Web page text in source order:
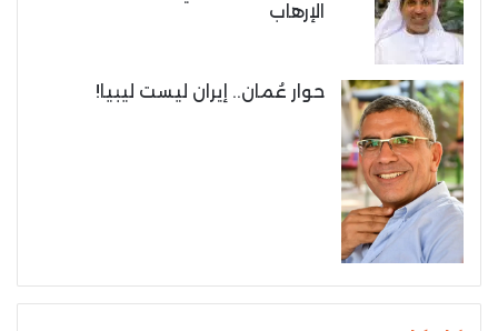
الإرهاب
حوار عُمان.. إيران ليست ليبيا!